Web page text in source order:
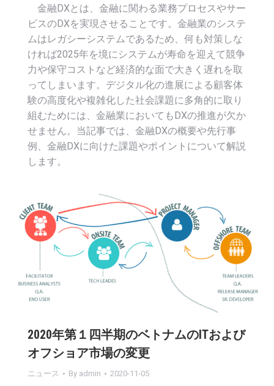
金融DXとは、金融に関わる業務プロセスやサー
ビスのDXを実現させることです。金融業のシステ
ムはレガシーシステムであるため、何も対策しな
ければ2025年を境にシステムが寿命を迎えて競争
力や保守コストなど経済的な面で大きく遅れを取
ってしまいます。デジタル化の進展による顧客体
験の高度化や複雑化した社会課題に多角的に取り
組むためには、金融業においてもDXの推進が欠か
せません。当記事では、金融DXの概要や先行事
例、金融DXに向けた課題やポイントについて解説
します。
2020年第１四半期のベトナムのITおよび
オフショア市場の変更
ニュース By admin 2020-11-05